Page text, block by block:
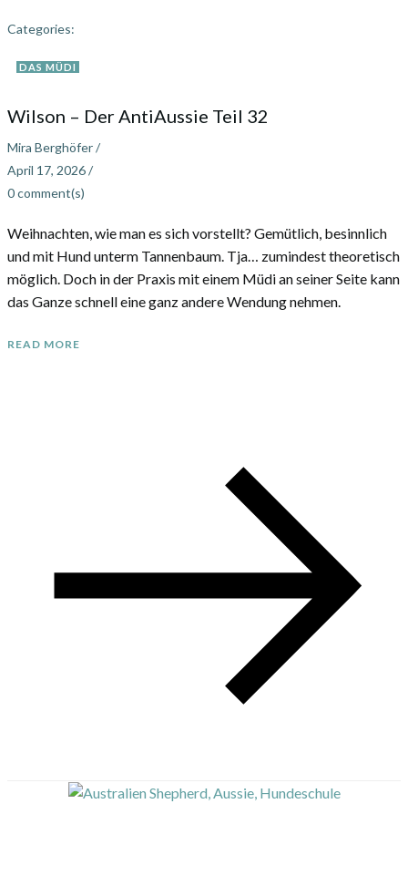
Categories:
DAS MÜDI
Wilson – Der AntiAussie Teil 32
Mira Berghöfer/
April 17, 2026/
0comment(s)
Weihnachten, wie man es sich vorstellt? Gemütlich, besinnlich
und mit Hund unterm Tannenbaum. Tja… zumindest theoretisch
möglich. Doch in der Praxis mit einem Müdi an seiner Seite kann
das Ganze schnell eine ganz andere Wendung nehmen.
READ MORE